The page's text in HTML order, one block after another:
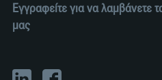
Εγγραφείτε για να λαμβάνετε
μας